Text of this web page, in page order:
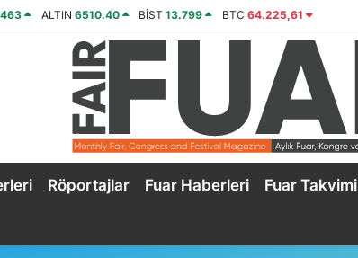
ALTIN 6510.40 BİST13.799 BTC 64.225,61
Röportajlar Fuar Haberleri Fuar Takvimi